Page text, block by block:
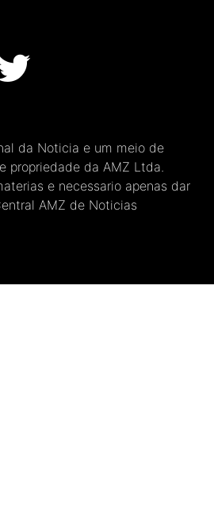
da Noticia e um meio de
propriedade da AMZ Ltda.
e necessario apenas dar
AMZ de Noticias